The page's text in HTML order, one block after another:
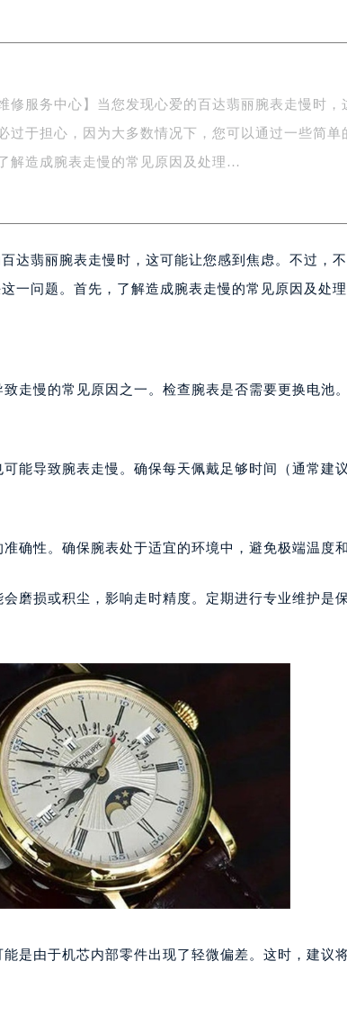
写字楼1号楼18层1803室（需提前预约）
融城写字楼1号楼16层1604室（需提前预约）
商务中心东塔写字楼（华润万象城）17层1706室（需
天际中心写字楼8层805室（需提前预约）
界贸易中心写字楼A座13层1304室（需提前预约）
中心写字楼（万象城）15层1508室（需提前预约）
世界贸易中心大厦南塔写字楼15层07室（需提前预
大厦写字楼17层1701室（需提前预约）
厦写字楼B座11层1104室（需提前预约）
恒时代广场写字楼9层902室（需提前预约）
写字楼29层2905室（需提前预约）
表服务中心（品牌授权店）1层整层（需提前预约）
代广场（CCMALL）C座17层17-B（需提前预约）
场10层1015室（需提前预约）
力中心T2座写字楼29层03室（需提前预约）
融大厦7层G室（需提前预约）
融中心C座12层1205室（需提前预约）
国贸中心T1写字楼9层907室（需提前预约）
广场写字楼1座11层1104室（需提前预约）
写字楼16层1603室（需提前预约）
苏州中心办公楼C座22层08室（需提前预约）
华润大厦B座12楼03室（需提前预约）
修服务中心】当您发现心爱的百达翡丽腕表走慢时，
过于担心，因为大多数情况下，您可以通过一些简单
解造成腕表走慢的常见原因及处理…
达翡丽腕表走慢时，这可能让您感到焦虑。不过，
一问题。首先，了解造成腕表走慢的常见原因及处理
走慢的常见原因之一。检查腕表是否需要更换电池
能导致腕表走慢。确保每天佩戴足够时间（通常建
确性。确保腕表处于适宜的环境中，避免极端温度和
磨损或积尘，影响走时精度。定期进行专业维护是
是由于机芯内部零件出现了轻微偏差。这时，建议